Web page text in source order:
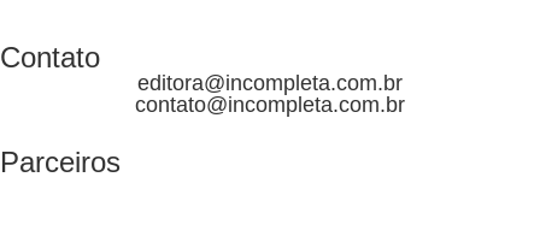
Contato
editora@incompleta.com.br
contato@incompleta.com.br
Parceiros